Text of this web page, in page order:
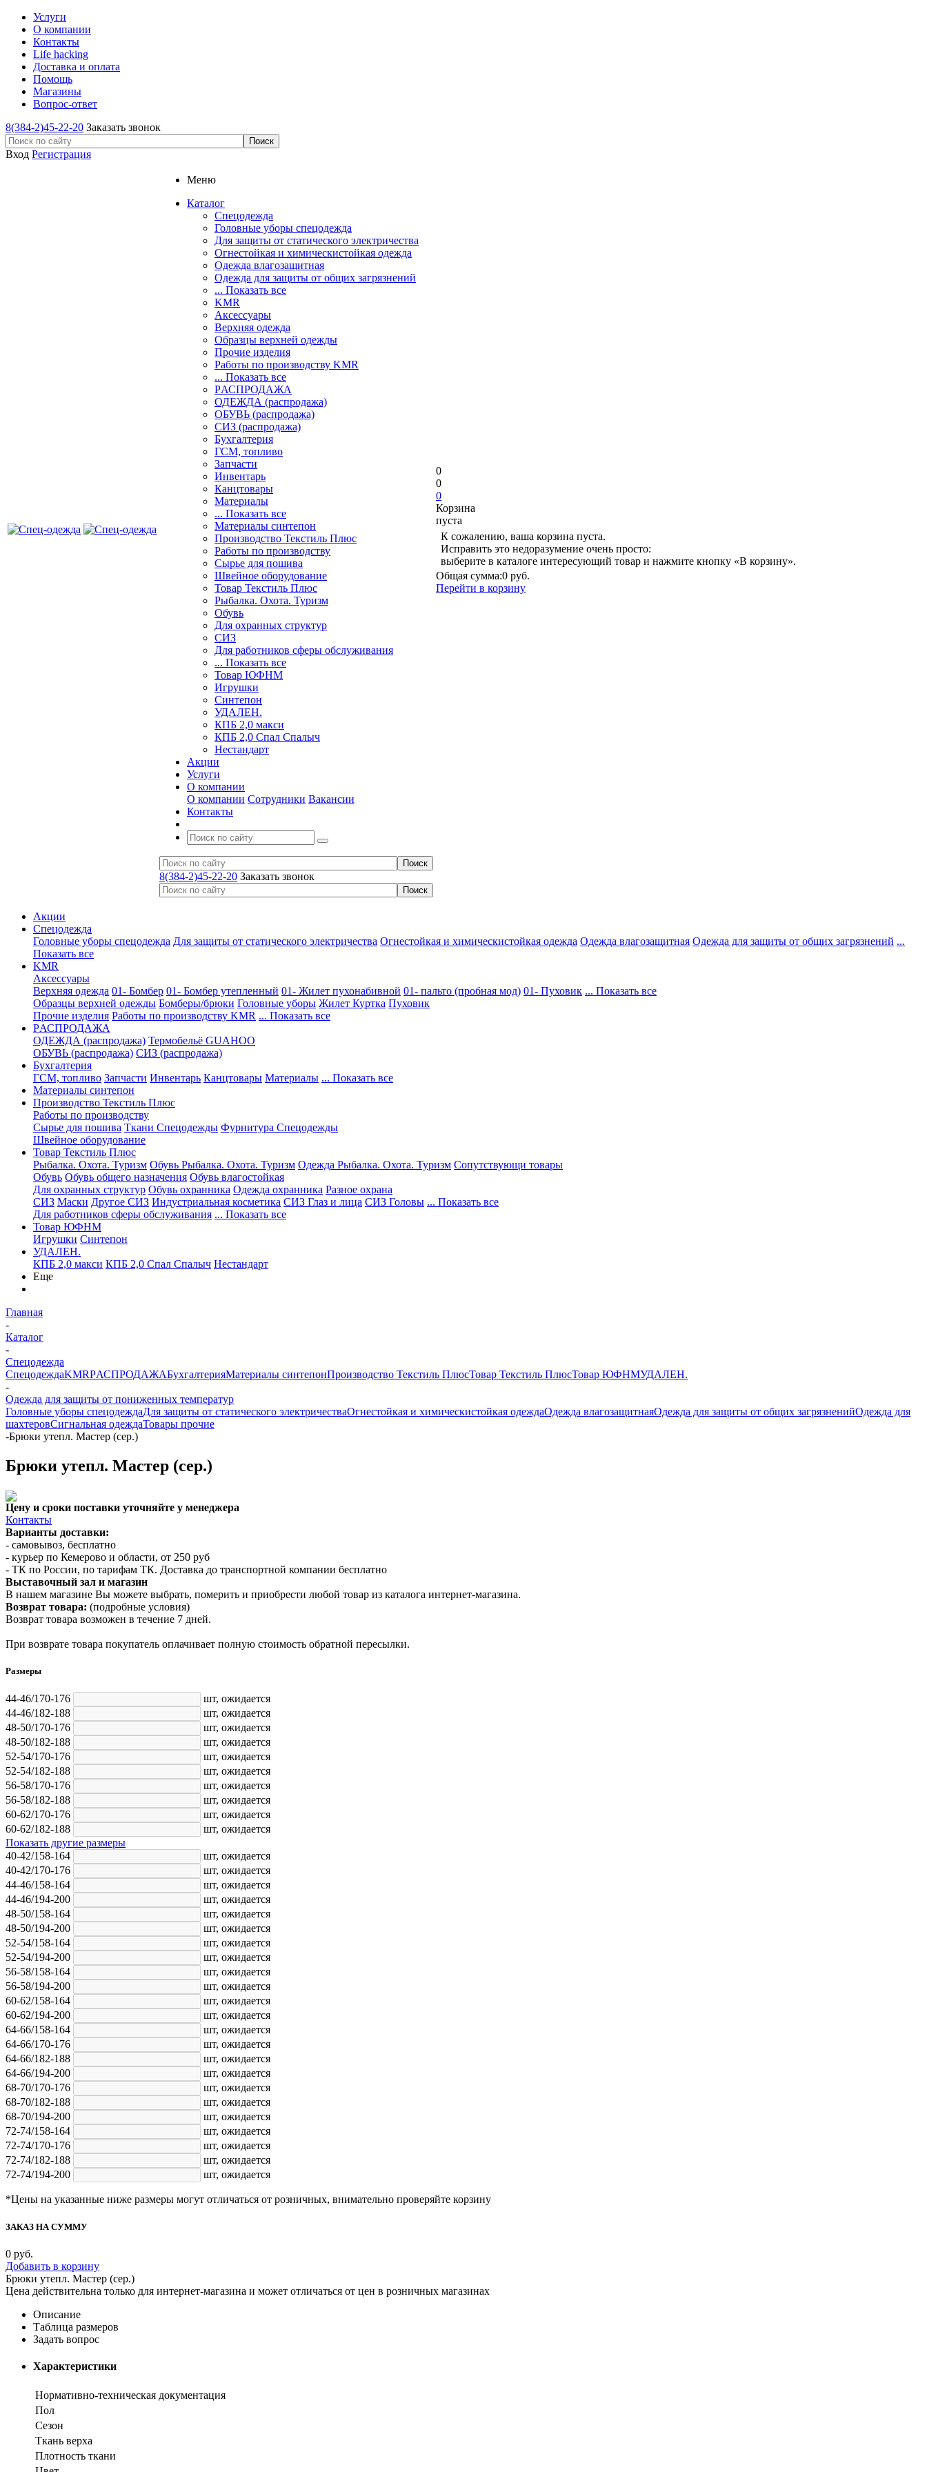
Услуги
О компании
Контакты
Life hacking
Доставка и оплата
Помощь
Магазины
Вопрос-ответ
8(384-2)45-22-20 Заказать звонок
Вход Регистрация
Меню
Каталог
Спецодежда
Головные уборы спецодежда
Для защиты от статического электричества
Огнестойкая и химическистойкая одежда
Одежда влагозащитная
Одежда для защиты от общих загрязнений
... Показать все
KMR
Аксессуары
Верхняя одежда
Образцы верхней одежды
Прочие изделия
Работы по производству KMR
... Показать все
PАСПРОДАЖА
ОДЕЖДА (распродажа)
ОБУВЬ (распродажа)
СИЗ (распродажа)
Бухгалтерия
ГСМ, топливо
Запчасти
Инвентарь
Канцтовары
Материалы
... Показать все
Материалы синтепон
Производство Текстиль Плюс
Работы по производству
Сырье для пошива
Швейное оборудование
Товар Текстиль Плюс
Рыбалка. Охота. Туризм
Обувь
Для охранных структур
СИЗ
Для работников сферы обслуживания
... Показать все
Товар ЮФНМ
Игрушки
Синтепон
УДАЛЕН.
КПБ 2,0 макси
КПБ 2,0 Спал Спалыч
Нестандарт
Акции
Услуги
О компании
О компании Сотрудники Вакансии
Контакты
8(384-2)45-22-20 Заказать звонок
0
0
0
Корзина
пуста
К сожалению, ваша корзина пуста.
Исправить это недоразумение очень просто:
выберите в каталоге интересующий товар и нажмите кнопку «В корзину».
Общая сумма:0 руб.
Перейти в корзину
Акции
Спецодежда
Головные уборы спецодежда Для защиты от статического электричества Огнестойкая и химическистойкая одежда Одежда влагозащитная Одежда для защиты от общих загрязнений ...
Показать все
KMR
Аксессуары
Верхняя одежда 01- Бомбер 01- Бомбер утепленный 01- Жилет пухонабивной 01- пальто (пробная мод) 01- Пуховик ... Показать все
Образцы верхней одежды Бомберы/брюки Головные уборы Жилет Куртка Пуховик
Прочие изделия Работы по производству KMR ... Показать все
PАСПРОДАЖА
ОДЕЖДА (распродажа) Термобельё GUAHOO
ОБУВЬ (распродажа) СИЗ (распродажа)
Бухгалтерия
ГСМ, топливо Запчасти Инвентарь Канцтовары Материалы ... Показать все
Материалы синтепон
Производство Текстиль Плюс
Работы по производству
Сырье для пошива Ткани Спецодежды Фурнитура Спецодежды
Швейное оборудование
Товар Текстиль Плюс
Рыбалка. Охота. Туризм Обувь Рыбалка. Охота. Туризм Одежда Рыбалка. Охота. Туризм Сопутствующи товары
Обувь Обувь общего назначения Обувь влагостойкая
Для охранных структур Обувь охранника Одежда охранника Разное охрана
СИЗ Маски Другое СИЗ Индустриальная косметика СИЗ Глаз и лица СИЗ Головы ... Показать все
Для работников сферы обслуживания ... Показать все
Товар ЮФНМ
Игрушки Синтепон
УДАЛЕН.
КПБ 2,0 макси КПБ 2,0 Спал Спалыч Нестандарт
Еще
Главная
-
Каталог
-
Спецодежда
СпецодеждаKMRPАСПРОДАЖАБухгалтерияМатериалы синтепонПроизводство Текстиль ПлюсТовар Текстиль ПлюсТовар ЮФНМУДАЛЕН.
-
Одежда для защиты от пониженных температур
Головные уборы спецодеждаДля защиты от статического электричестваОгнестойкая и химическистойкая одеждаОдежда влагозащитнаяОдежда для защиты от общих загрязненийОдежда для
шахтеровСигнальная одеждаТовары прочие
-Брюки утепл. Мастер (сер.)
Брюки утепл. Мастер (сер.)
Цену и сроки поставки уточняйте у менеджера
Контакты
Варианты доставки:
- самовывоз, бесплатно
- курьер по Кемерово и области, от 250 руб
- ТК по России, по тарифам ТК. Доставка до транспортной компании бесплатно
Выставочный зал и магазин
В нашем магазине Вы можете выбрать, померить и приобрести любой товар из каталога интернет-магазина.
Возврат товара: (подробные условия)
Возврат товара возможен в течение 7 дней.
При возврате товара покупатель оплачивает полную стоимость обратной пересылки.
Размеры
44-46/170-176 шт, ожидается
44-46/182-188
шт, ожидается
48-50/170-176
шт, ожидается
48-50/182-188
шт, ожидается
52-54/170-176
шт, ожидается
52-54/182-188
шт, ожидается
56-58/170-176
шт, ожидается
56-58/182-188
шт, ожидается
60-62/170-176
шт, ожидается
60-62/182-188
шт, ожидается
Показать другие размеры
40-42/158-164
шт, ожидается
40-42/170-176
шт, ожидается
44-46/158-164
шт, ожидается
44-46/194-200
шт, ожидается
48-50/158-164
шт, ожидается
48-50/194-200
шт, ожидается
52-54/158-164
шт, ожидается
52-54/194-200
шт, ожидается
56-58/158-164
шт, ожидается
56-58/194-200
шт, ожидается
60-62/158-164
шт, ожидается
60-62/194-200
шт, ожидается
64-66/158-164
шт, ожидается
64-66/170-176
шт, ожидается
64-66/182-188
шт, ожидается
64-66/194-200
шт, ожидается
68-70/170-176
шт, ожидается
68-70/182-188
шт, ожидается
68-70/194-200
шт, ожидается
72-74/158-164
шт, ожидается
72-74/170-176
шт, ожидается
72-74/182-188
шт, ожидается
72-74/194-200
шт, ожидается
*Цены на указанные ниже размеры могут отличаться от розничных, внимательно проверяйте корзину
ЗАКАЗ НА СУММУ
0 руб.
Добавить в корзину
Брюки утепл. Мастер (сер.)
Цена действительна только для интернет-магазина и может отличаться от цен в розничных магазинах
Описание
Таблица размеров
Задать вопрос
Характеристики
Нормативно-техническая документация
Пол
Сезон
Ткань верха
Плотность ткани